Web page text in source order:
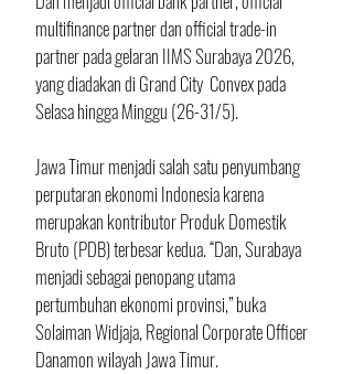
multifinance partner dan official trade-in
partner pada gelaran IIMS Surabaya 2026,
yang diadakan di Grand City  Convex pada
Selasa hingga Minggu (26-31/5).
Jawa Timur menjadi salah satu penyumbang
perputaran ekonomi Indonesia karena
merupakan kontributor Produk Domestik
Bruto (PDB) terbesar kedua. “Dan, Surabaya
menjadi sebagai penopang utama
pertumbuhan ekonomi provinsi,” buka
Solaiman Widjaja, Regional Corporate Officer
Danamon wilayah Jawa Timur.